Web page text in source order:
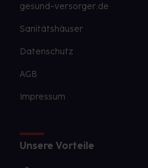
gesund-versorger.de
Sanitätshäuser
Datenschutz
AGB
Impressum
Unsere Vorteile